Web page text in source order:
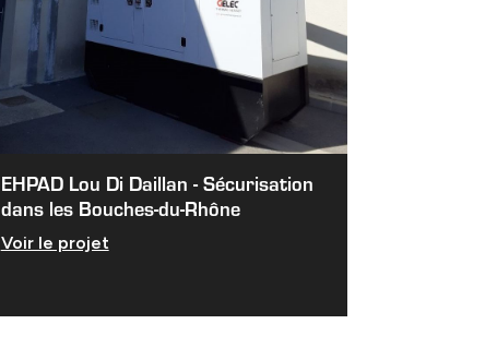
EHPAD Lou Di Daillan - Sécurisation
dans les Bouches-du-Rhône
Voir le projet